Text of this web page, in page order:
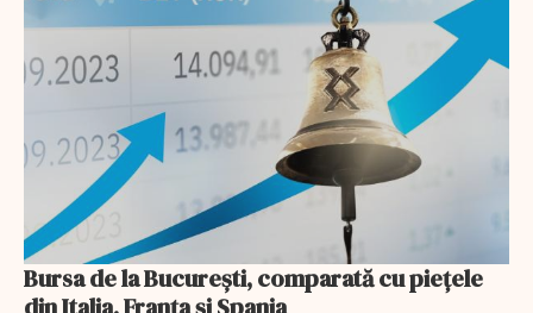
Bursa de la București, comparată cu piețele